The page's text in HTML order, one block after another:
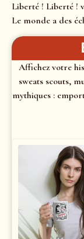
Liberté ! Liberté !
Le monde a des
Affichez votre
sweats scouts,
mythiques :